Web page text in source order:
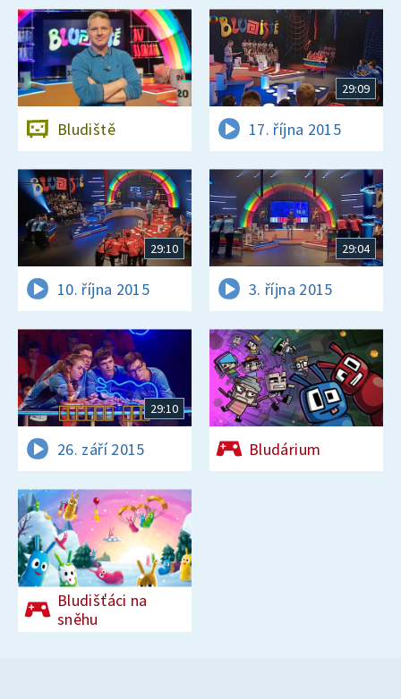
Bludiště
29:09
17. října 2015
29:10
10. října 2015
29:04
3. října 2015
29:10
26. září 2015 Bludárium
Bludišťáci na
sněhu